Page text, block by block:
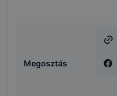
Megosztás